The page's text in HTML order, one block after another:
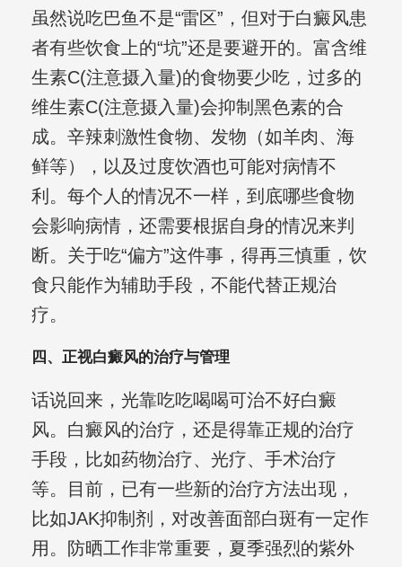
虽然说吃巴鱼不是“雷区”，但对于白癜风患
者有些饮食上的“坑”还是要避开的。富含维
生素C(注意摄入量)的食物要少吃，过多的
维生素C(注意摄入量)会抑制黑色素的合
成。辛辣刺激性食物、发物（如羊肉、海
鲜等），以及过度饮酒也可能对病情不
利。每个人的情况不一样，到底哪些食物
会影响病情，还需要根据自身的情况来判
断。关于吃“偏方”这件事，得再三慎重，饮
食只能作为辅助手段，不能代替正规治
疗。
四、正视白癜风的治疗与管理
话说回来，光靠吃吃喝喝可治不好白癜
风。白癜风的治疗，还是得靠正规的治疗
手段，比如药物治疗、光疗、手术治疗
等。目前，已有一些新的治疗方法出现，
比如JAK抑制剂，对改善面部白斑有一定作
用。防晒工作非常重要，夏季强烈的紫外